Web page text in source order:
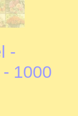
-
1000